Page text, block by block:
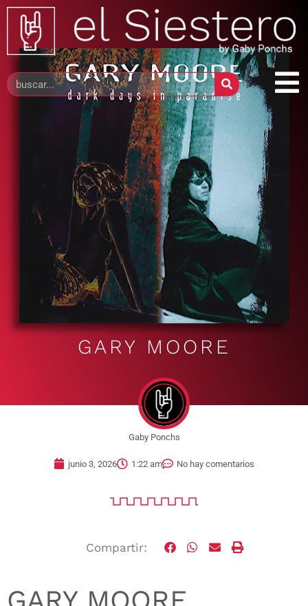
GARY MOORE
Gaby Ponchs
junio 3, 2026 1:22 am No hay comentarios
Compartir: